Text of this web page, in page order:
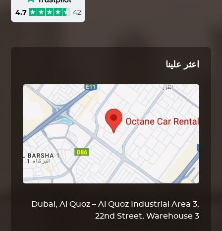
4.7 42
اعثر علينا
Dubai, Al Quoz – Al Quoz Industrial Area 3,
22nd Street, Warehouse 3